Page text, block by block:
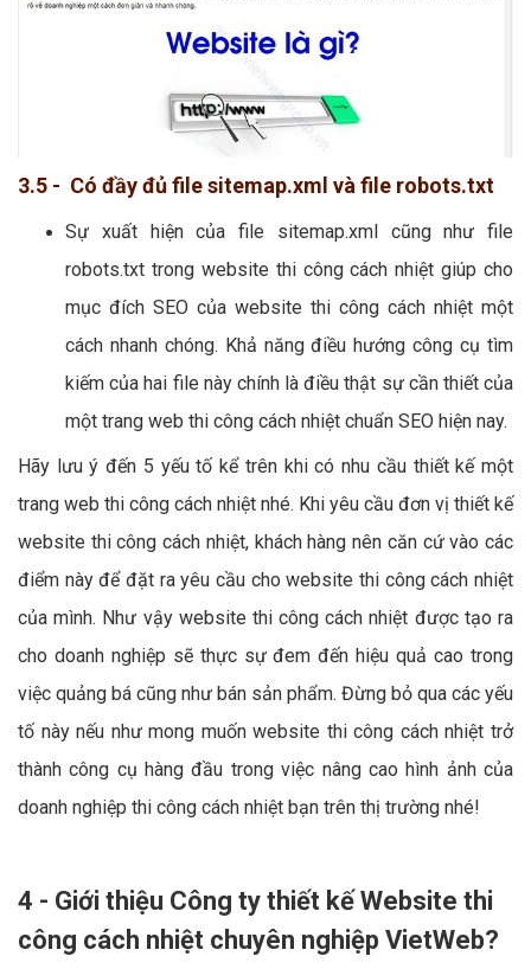
3.5 - Có đầy đủ file sitemap.xml và file robots.txt
Sự xuất hiện của file sitemap.xml cũng như file
robots.txt trong website thi công cách nhiệt giúp cho
mục đích SEO của website thi công cách nhiệt một
cách nhanh chóng. Khả năng điều hướng công cụ tìm
kiếm của hai file này chính là điều thật sự cần thiết của
một trang web thi công cách nhiệt chuẩn SEO hiện nay.
Hãy lưu ý đến 5 yếu tố kể trên khi có nhu cầu thiết kế một
trang web thi công cách nhiệt nhé. Khi yêu cầu đơn vị thiết kế
website thi công cách nhiệt, khách hàng nên căn cứ vào các
điểm này để đặt ra yêu cầu cho website thi công cách nhiệt
của mình. Như vậy website thi công cách nhiệt được tạo ra
cho doanh nghiệp sẽ thực sự đem đến hiệu quả cao trong
việc quảng bá cũng như bán sản phẩm. Đừng bỏ qua các yếu
tố này nếu như mong muốn website thi công cách nhiệt trở
thành công cụ hàng đầu trong việc nâng cao hình ảnh của
doanh nghiệp thi công cách nhiệt bạn trên thị trường nhé!
4 - Giới thiệu Công ty thiết kế Website thi
công cách nhiệt chuyên nghiệp VietWeb?